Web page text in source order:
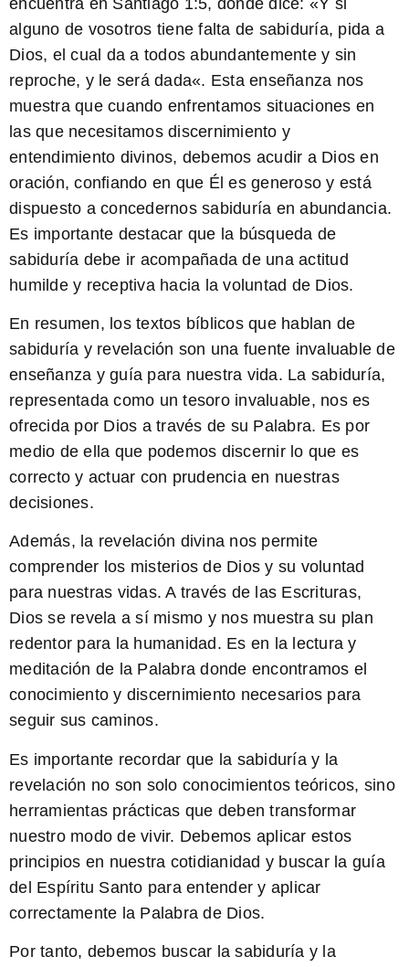
alguno de vosotros tiene falta de sabiduría, pida a
Dios, el cual da a todos abundantemente y sin
reproche, y le será dada«. Esta enseñanza nos
muestra que cuando enfrentamos situaciones en
las que necesitamos discernimiento y
entendimiento divinos, debemos acudir a Dios en
oración, confiando en que Él es generoso y está
dispuesto a concedernos sabiduría en abundancia.
Es importante destacar que la búsqueda de
sabiduría debe ir acompañada de una actitud
humilde y receptiva hacia la voluntad de Dios.
En resumen, los textos bíblicos que hablan de
sabiduría y revelación son una fuente invaluable de
enseñanza y guía para nuestra vida. La sabiduría,
representada como un tesoro invaluable, nos es
ofrecida por Dios a través de su Palabra. Es por
medio de ella que podemos discernir lo que es
correcto y actuar con prudencia en nuestras
decisiones.
Además, la revelación divina nos permite
comprender los misterios de Dios y su voluntad
para nuestras vidas. A través de las Escrituras,
Dios se revela a sí mismo y nos muestra su plan
redentor para la humanidad. Es en la lectura y
meditación de la Palabra donde encontramos el
conocimiento y discernimiento necesarios para
seguir sus caminos.
Es importante recordar que la sabiduría y la
revelación no son solo conocimientos teóricos, sino
herramientas prácticas que deben transformar
nuestro modo de vivir. Debemos aplicar estos
principios en nuestra cotidianidad y buscar la guía
del Espíritu Santo para entender y aplicar
correctamente la Palabra de Dios.
Por tanto, debemos buscar la sabiduría y la